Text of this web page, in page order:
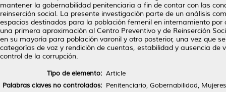
mantener la gobernabilidad penitenciaria a fin de contar con las
reinserción social. La presente investigación parte de un análisis
espacios destinados para la población femenil en internamiento
una primera aproximación al Centro Preventivo y de Reinserción
en su mayoría para población varonil y otro posterior, una vez que
categorías de voz y rendición de cuentas, estabilidad y ausencia
control de la corrupción.
Tipo de elemento: Article
Palabras claves no controlados: Penitenciario, Gobernabilidad,